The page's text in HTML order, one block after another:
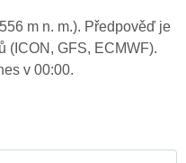
m n. m.). Předpověď je
(ICON, GFS, ECMWF).
v 00:00.